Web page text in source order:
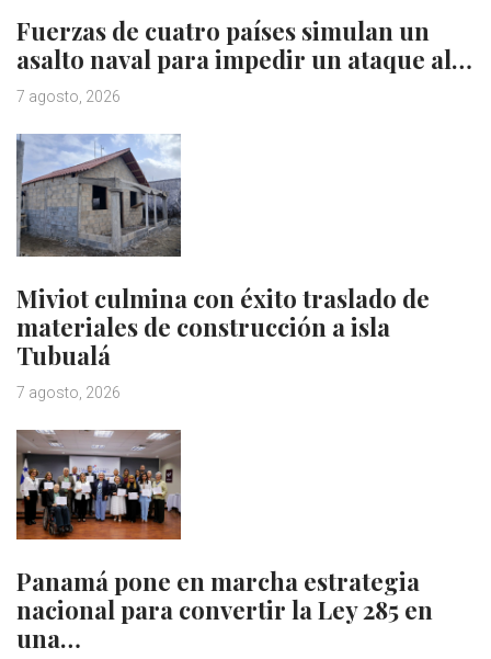
Fuerzas de cuatro países simulan un
asalto naval para impedir un ataque al…
7 agosto, 2026
Miviot culmina con éxito traslado de
materiales de construcción a isla
Tubualá
7 agosto, 2026
Panamá pone en marcha estrategia
nacional para convertir la Ley 285 en
una…